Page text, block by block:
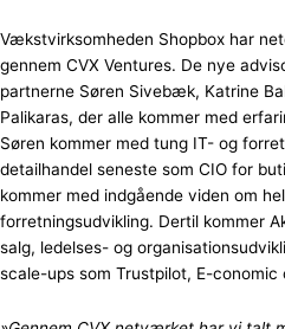
Vækstvirksomheden Shopbox har
gennem CVX Ventures. De nye
partnerne Søren Sivebæk, Katrine
Palikaras, der alle kommer med
Søren kommer med tung IT- og
detailhandel seneste som CIO for
kommer med indgående viden om
forretningsudvikling. Dertil kommer
salg, ledelses- og
scale-ups som Trustpilot, E-conomic